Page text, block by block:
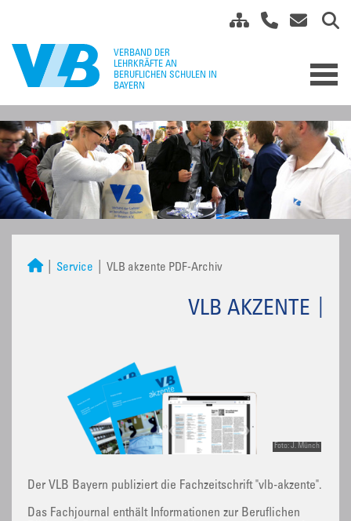
Service VLB akzente PDF-Archiv
VLB AKZENTE
Foto: J. Münch
Der VLB Bayern publiziert die Fachzeitschrift "vlb-akzente".
Das Fachjournal enthält Informationen zur Beruflichen